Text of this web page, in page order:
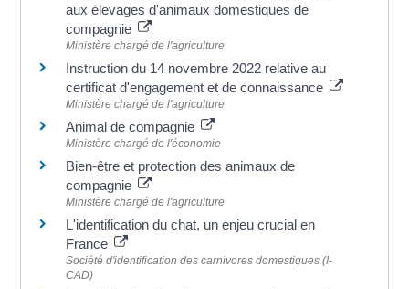
aux élevages d'animaux domestiques de
compagnie
Ministère chargé de l'agriculture
Instruction du 14 novembre 2022 relative au
certificat d'engagement et de connaissance
Ministère chargé de l'agriculture
Animal de compagnie
Ministère chargé de l'économie
Bien-être et protection des animaux de
compagnie
Ministère chargé de l'agriculture
L'identification du chat, un enjeu crucial en
France
Société d'identification des carnivores domestiques (I-
CAD)